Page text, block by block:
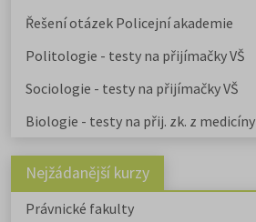
Řešení otázek Policejní akademie
Politologie - testy na přijímačky VŠ
Sociologie - testy na přijímačky VŠ
Biologie - testy na přij. zk. z medicíny
Nejžádanější kurzy
Právnické fakulty